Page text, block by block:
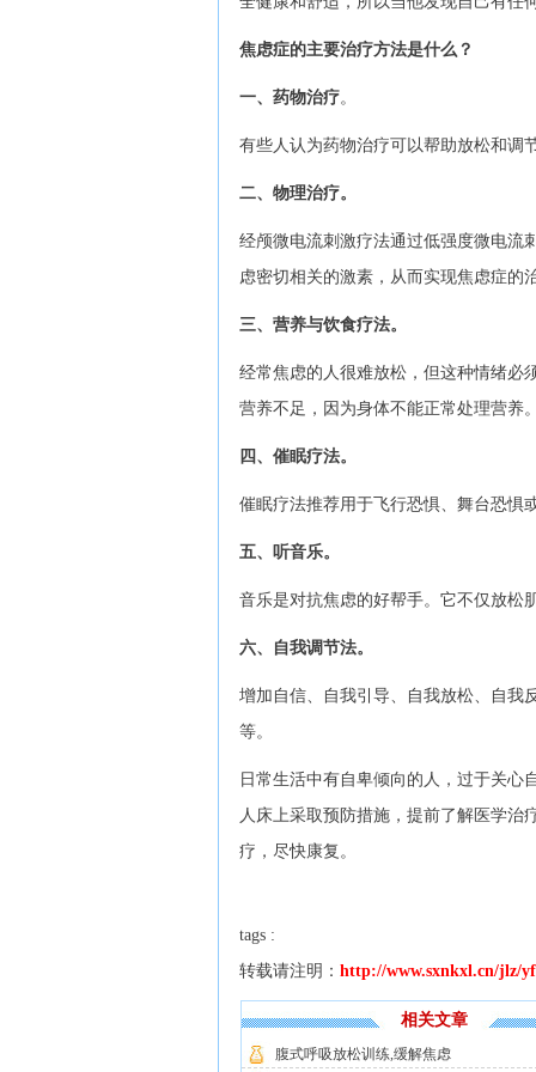
焦虑症的主要治疗方法是什么？
一、药物治疗。
有些人认为药物治疗可以帮助放松和调
二、物理治疗。
经颅微电流刺激疗法通过低强度微电流
虑密切相关的激素，从而实现焦虑症的
三、营养与饮食疗法。
经常焦虑的人很难放松，但这种情绪必
营养不足，因为身体不能正常处理营养
四、催眠疗法。
催眠疗法推荐用于飞行恐惧、舞台恐惧
五、听音乐。
音乐是对抗焦虑的好帮手。它不仅放松
六、自我调节法。
增加自信、自我引导、自我放松、自我
等。
日常生活中有自卑倾向的人，过于关心
人床上采取预防措施，提前了解医学治
疗，尽快康复。
tags :
转载请注明： http://www.sxnkxl.cn/jlz/
相关文章
腹式呼吸放松训练,缓解焦虑